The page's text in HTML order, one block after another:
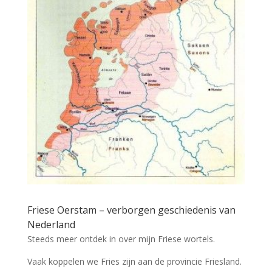
Friese Oerstam – verborgen geschiedenis van
Nederland
Steeds meer ontdek in over mijn Friese wortels.
Vaak koppelen we Fries zijn aan de provincie Friesland.